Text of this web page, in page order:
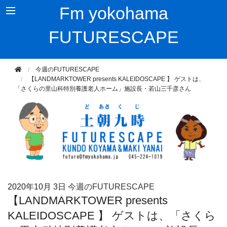
Fm yokohama
FUTURESCAPE
今週のFUTURESCAPE
【LANDMARKTOWER presents KALEIDOSCAPE 】 ゲストは、
「さくらの里山科特別養護老人ホーム」施設長・若山三千彦さん
2020年10月 3日 今週のFUTURESCAPE
【LANDMARKTOWER presents
KALEIDOSCAPE 】 ゲストは、「さくら